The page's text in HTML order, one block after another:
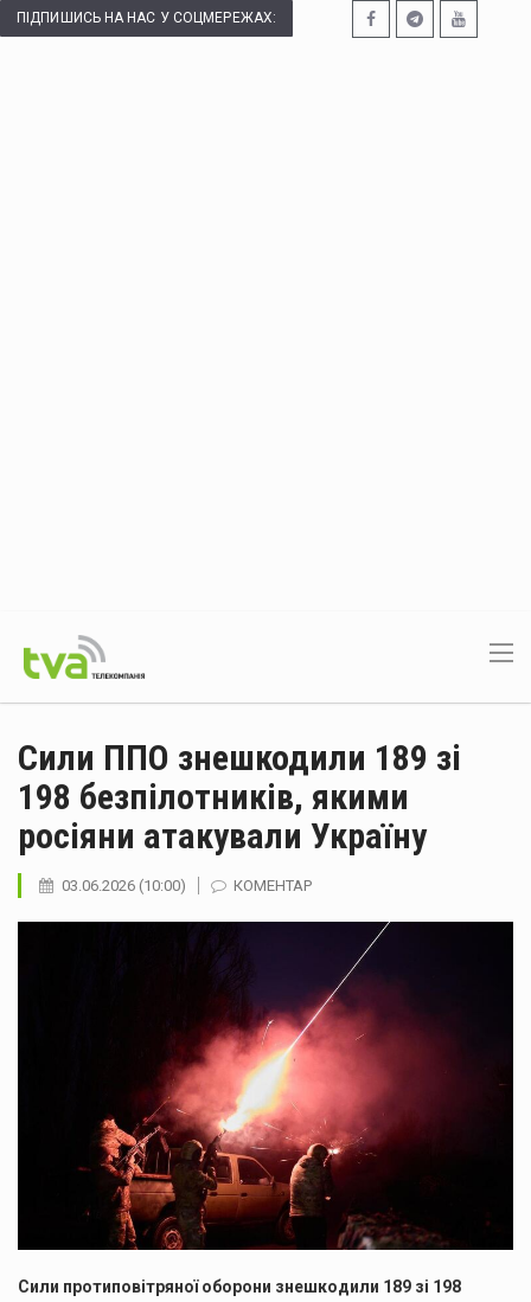
ПІДПИШИСЬ НА НАС У СОЦМЕРЕЖАХ:
Сили ППО знешкодили 189 зі
198 безпілотників, якими
росіяни атакували Україну
03.06.2026 (10:00) КОМЕНТАР
Сили протиповітряної оборони знешкодили 189 зі 198